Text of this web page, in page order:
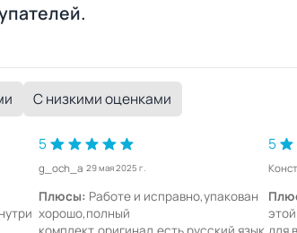
С низкими оценками
5
g_och_a 29 мая 2025 г.
Плюсы: Работе и исправно,упакован
хорошо,полный
5